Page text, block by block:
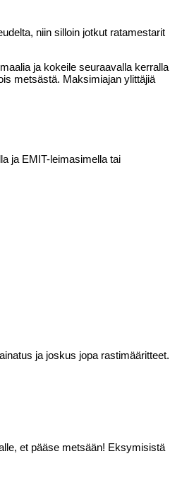
niin silloin jotkut ratamestarit
ja kokeile seuraavalla kerralla
metsästä. Maksimiajan ylittäjiä
ja EMIT-leimasimella tai
ja joskus jopa rastimääritteet.
et pääse metsään! Eksymisistä